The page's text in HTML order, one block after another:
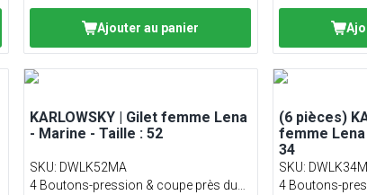
Ajouter au panier
KARLOWSKY | Gilet femme Lena
- Marine - Taille : 52
SKU: DWLK52MA
4 Boutons-pression & coupe près du
(6 pièces)
femme
34
SKU:
4 Boutons-